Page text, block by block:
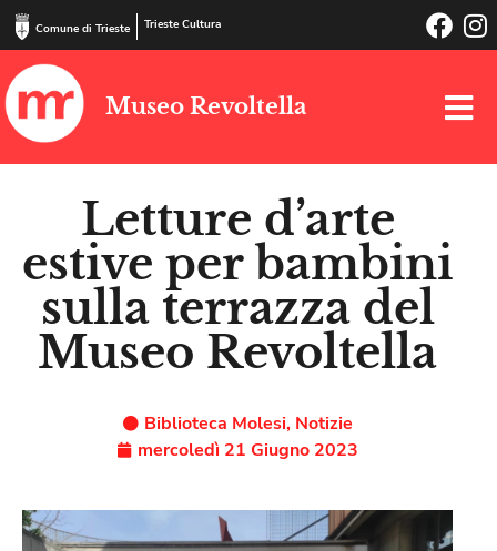
Comune di Trieste Trieste Cultura
Museo Revoltella
Letture d’arte
estive per bambini
sulla terrazza del
Museo Revoltella
Biblioteca Molesi, Notizie
mercoledì 21 Giugno 2023